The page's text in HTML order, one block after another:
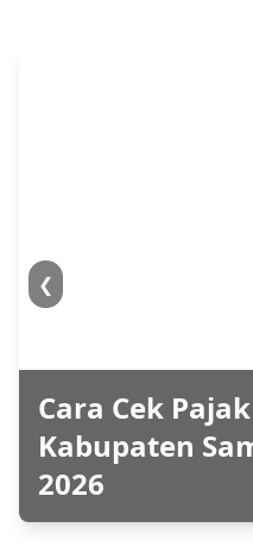
Cara Cek
Kabupaten
2026
❮